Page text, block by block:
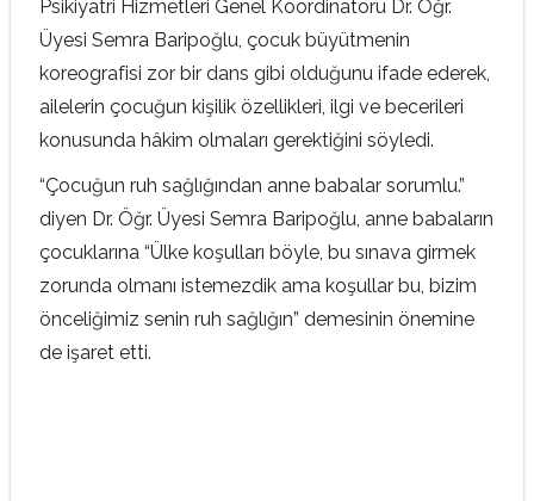
Psikiyatri Hizmetleri Genel Koordinatörü Dr. Öğr.
Üyesi Semra Baripoğlu, çocuk büyütmenin
koreografisi zor bir dans gibi olduğunu ifade ederek,
ailelerin çocuğun kişilik özellikleri, ilgi ve becerileri
konusunda hâkim olmaları gerektiğini söyledi.
“Çocuğun ruh sağlığından anne babalar sorumlu.”
diyen Dr. Öğr. Üyesi Semra Baripoğlu, anne babaların
çocuklarına “Ülke koşulları böyle, bu sınava girmek
zorunda olmanı istemezdik ama koşullar bu, bizim
önceliğimiz senin ruh sağlığın” demesinin önemine
de işaret etti.